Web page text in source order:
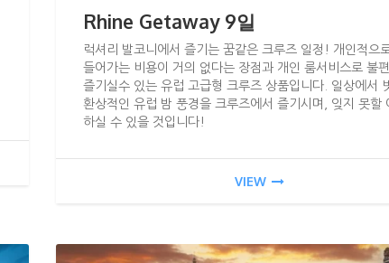
Rhine Getaway 9일
럭셔리 발코니에서 즐기는 꿈같은 크루즈 일정! 개인적으
들어가는 비용이 거의 없다는 장점과 개인 룸서비스로 불
즐기실수 있는 유럽 고급형 크루즈 상품입니다. 일상에서
환상적인 유럽 밤 풍경을 크루즈에서 즐기시며, 잊지 못할
하실 수 있을 것입니다!
VIEW